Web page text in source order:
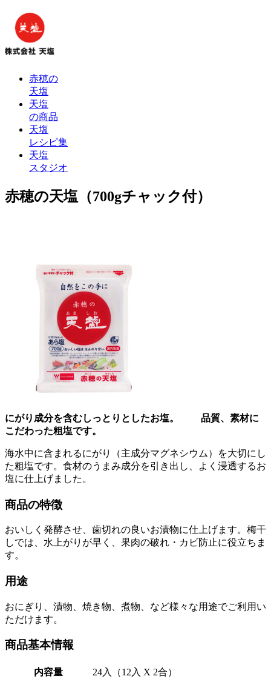
赤穂の
天塩
天塩
の商品
天塩
レシピ集
天塩
スタジオ
赤穂の天塩（700gチャック付）
にがり成分を含むしっとりとしたお塩。 品質、素材に
こだわった粗塩です。
海水中に含まれるにがり（主成分マグネシウム）を大切にし
た粗塩です。食材のうまみ成分を引き出し、よく浸透するお
塩に仕上げました。
商品の特徴
おいしく発酵させ、歯切れの良いお漬物に仕上げます。梅干
しでは、水上がりが早く、果肉の破れ・カビ防止に役立ちま
す。
用途
おにぎり、漬物、焼き物、煮物、など様々な用途でご利用い
ただけます。
商品基本情報
内容量
24入（12入 X 2合）